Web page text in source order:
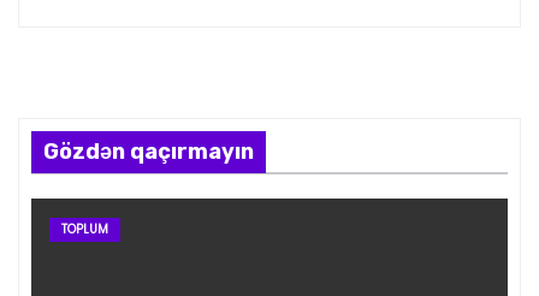
Gözdən qaçırmayın
TOPLUM